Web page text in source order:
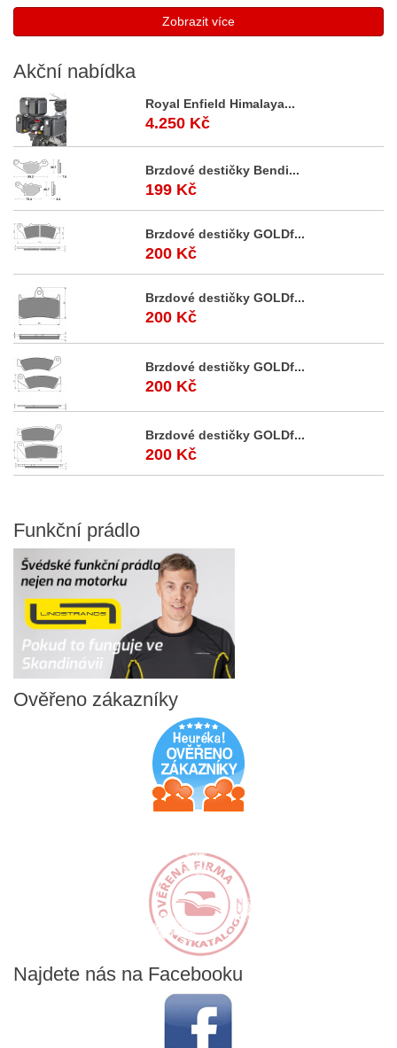
Zobrazit více
Akční nabídka
Royal Enfield Himalaya...
4.250 Kč
Brzdové destičky Bendi...
199 Kč
Brzdové destičky GOLDf...
200 Kč
Brzdové destičky GOLDf...
200 Kč
Brzdové destičky GOLDf...
200 Kč
Brzdové destičky GOLDf...
200 Kč
Funkční prádlo
Ověřeno zákazníky
Najdete nás na Facebooku